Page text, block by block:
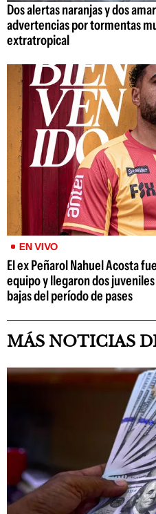
Dos alertas naranjas y dos
advertencias por tormentas
extratropical
EN VIVO
El ex Peñarol Nahuel Acosta
equipo y llegaron dos
bajas del período de pases
MÁS NOTICIAS